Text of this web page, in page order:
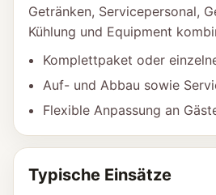
Getränken, Servicepersonal,
Kühlung und Equipment
Komplettpaket oder
Auf- und Abbau sowie
Flexible Anpassung an
Typische Einsätze